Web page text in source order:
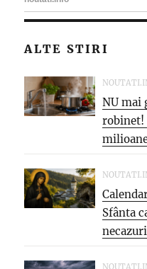
ALTE STIRI
NU mai
robinet!
Sfânta